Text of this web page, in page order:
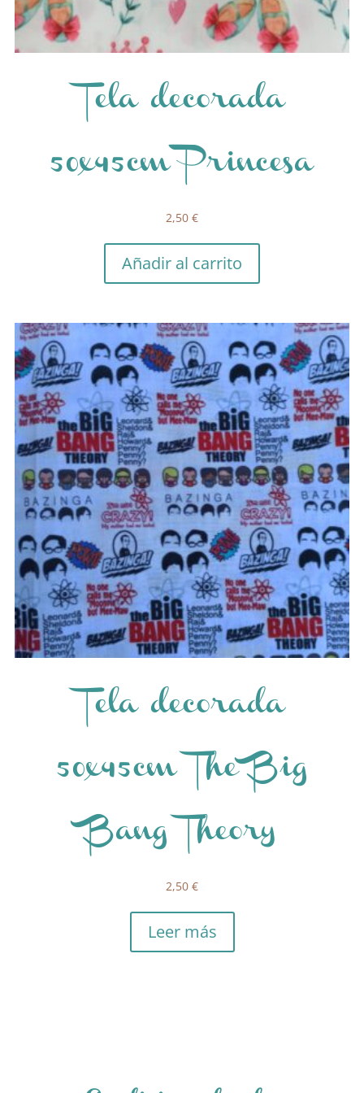
Tela decorada
50x45cm Princesa
2,50 €
Añadir al carrito
Tela decorada
50x45cm The Big
Bang Theory
2,50 €
Leer más